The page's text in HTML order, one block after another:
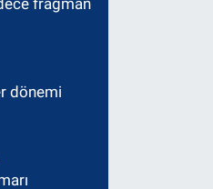
fragman
dönemi